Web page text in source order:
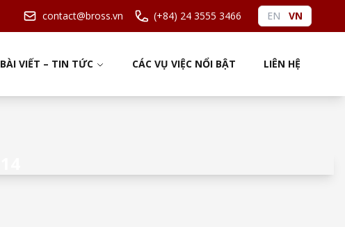
contact@bross.vn (+84) 24 3555 3466 EN VN
BÀI VIẾT – TIN TỨC CÁC VỤ VIỆC NỔI BẬT LIÊN HỆ